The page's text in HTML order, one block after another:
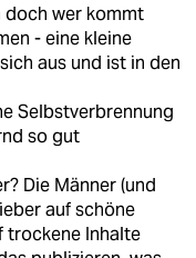
wer kommt
- eine kleine
aus und ist in den
Selbstverbrennung
so gut
Die Männer (und
auf schöne
trockene Inhalte